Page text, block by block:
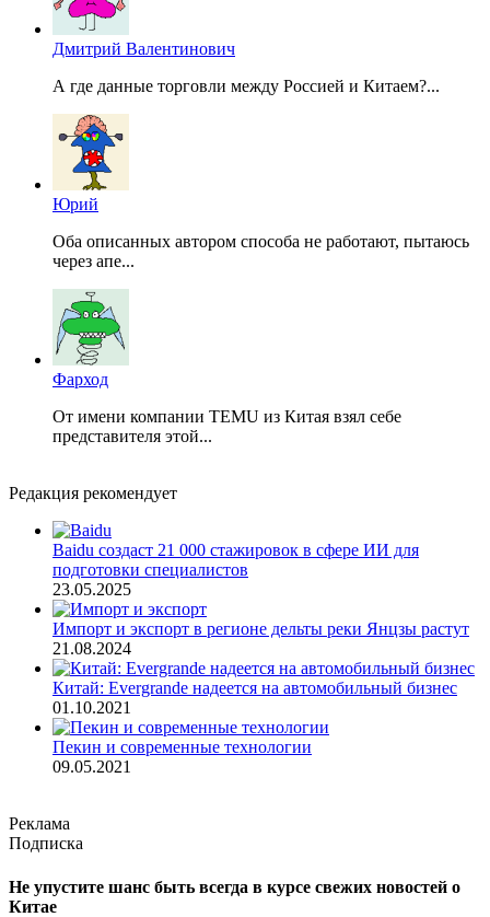
Дмитрий Валентинович
А где данные торговли между Россией и Китаем?...
Юрий
Оба описанных автором способа не работают, пытаюсь
через апе...
Фарход
От имени компании TEMU из Китая взял себе
представителя этой...
Редакция рекомендует
Baidu создаст 21 000 стажировок в сфере ИИ для
подготовки специалистов
23.05.2025
Импорт и экспорт в регионе дельты реки Янцзы растут
21.08.2024
Китай: Evergrande надеется на автомобильный бизнес
01.10.2021
Пекин и современные технологии
09.05.2021
Реклама
Подписка
Не упустите шанс быть всегда в курсе свежих новостей о
Китае